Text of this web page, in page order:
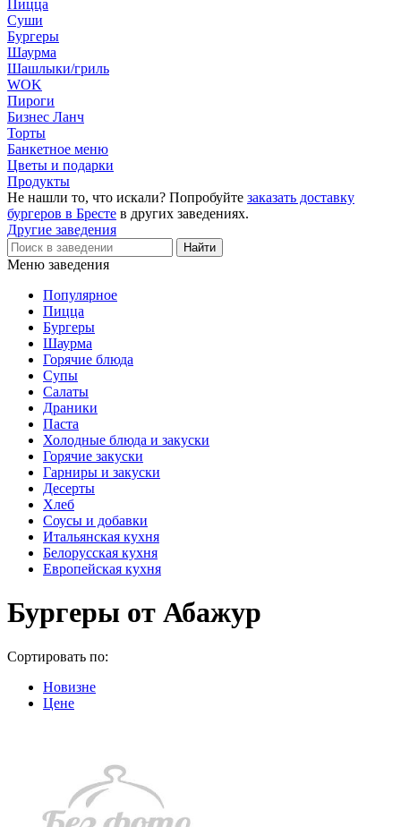
Пицца
Суши
Бургеры
Шаурма
Шашлыки/гриль
WOK
Пироги
Бизнес Ланч
Торты
Банкетное меню
Цветы и подарки
Продукты
Не нашли то, что искали? Попробуйте заказать доставку
бургеров в Бресте в других заведениях.
Другие заведения
Меню заведения
Популярное
Пицца
Бургеры
Шаурма
Горячие блюда
Супы
Салаты
Драники
Паста
Холодные блюда и закуски
Горячие закуски
Гарниры и закуски
Десерты
Хлеб
Соусы и добавки
Итальянская кухня
Белорусская кухня
Европейская кухня
Бургеры от Абажур
Сортировать по:
Новизне
Цене